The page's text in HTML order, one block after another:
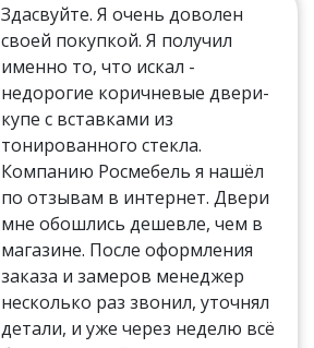
Здасвуйте. Я очень доволен
своей покупкой. Я получил
именно то, что искал -
недорогие коричневые двери-
купе с вставками из
тонированного стекла.
Компанию Росмебель я нашёл
по отзывам в интернет. Двери
мне обошлись дешевле, чем в
магазине. После оформления
заказа и замеров менеджер
несколько раз звонил, уточнял
детали, и уже через неделю всё